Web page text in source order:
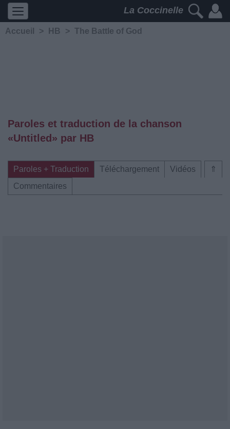
La Coccinelle
Accueil > HB > The Battle of God
Paroles et traduction de la chanson
«Untitled» par HB
⇑
Paroles + Traduction Téléchargement
Vidéos
Commentaires